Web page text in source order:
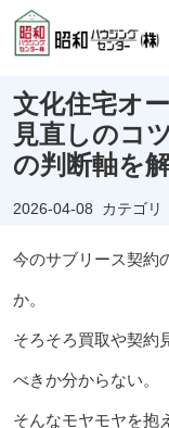
文化住宅オ
見直しのコ
の判断軸を
2026-04-08 カテゴリ
今のサブリース契約
か。
そろそろ買取や契約
べきか分からない。
そんなモヤモヤを抱